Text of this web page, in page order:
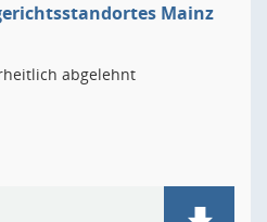
Mainz
abgelehnt